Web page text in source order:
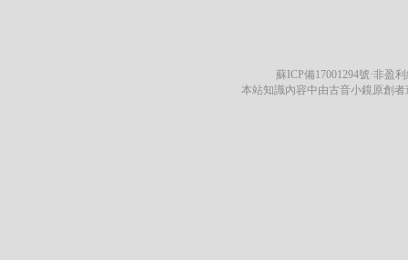
蘇ICP備17001294號·非盈
本站知識內容中由古音小鏡原創